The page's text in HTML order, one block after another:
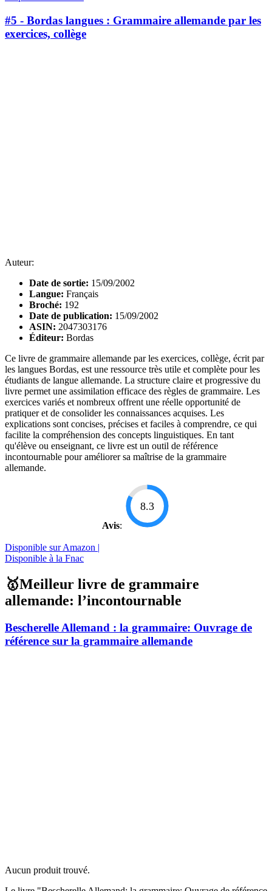
#5 - Bordas langues : Grammaire allemande par les
exercices, collège
Auteur:
Date de sortie: 15/09/2002
Langue: Français
Broché: 192
Date de publication: 15/09/2002
ASIN: 2047303176
Éditeur: Bordas
Ce livre de grammaire allemande par les exercices, collège, écrit par
les langues Bordas, est une ressource très utile et complète pour les
étudiants de langue allemande. La structure claire et progressive du
livre permet une assimilation efficace des règles de grammaire. Les
exercices variés et nombreux offrent une réelle opportunité de
pratiquer et de consolider les connaissances acquises. Les
explications sont concises, précises et faciles à comprendre, ce qui
facilite la compréhension des concepts linguistiques. En tant
qu'élève ou enseignant, ce livre est un outil de référence
incontournable pour améliorer sa maîtrise de la grammaire
allemande.
Avis:
8.3
Disponible sur Amazon |
Disponible à la Fnac
🥇Meilleur livre de grammaire
allemande: l’incontournable
Bescherelle Allemand : la grammaire: Ouvrage de
référence sur la grammaire allemande
Aucun produit trouvé.